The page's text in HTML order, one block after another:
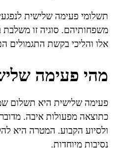
תשלומי פעימה שלישית
משפחותיהם. סוגיה זו משלבת
אלו והליכי בקשת התגמולים
מהי פעימה
פעימה שלישית היא תשלום
כתוצאה מפעולות איבה.
ולסיוע הקבוע. המטרה היא
נסיבות מיוחדות.